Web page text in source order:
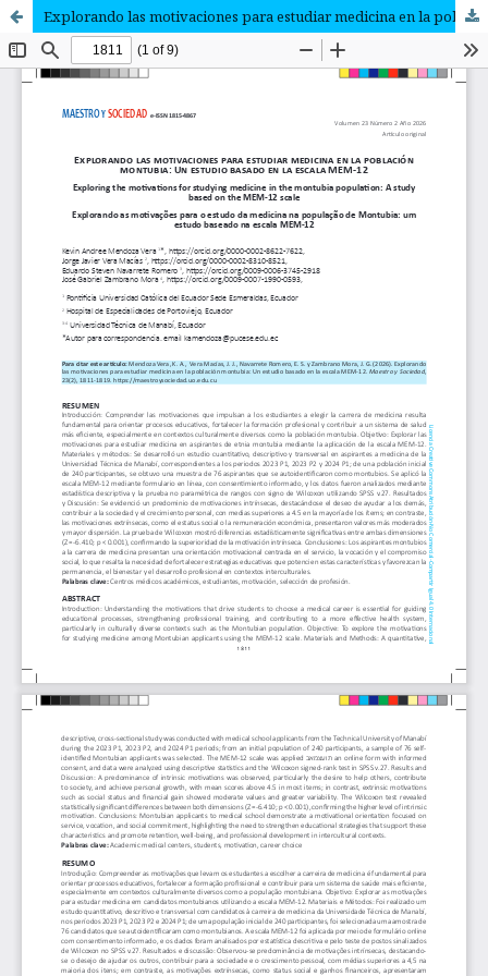
Explorando las motivaciones para estudiar medicina en la población montubia: Un estudio basado en la escala MEM-12